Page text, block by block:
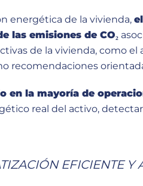
energética de la vivienda,
las emisiones de CO₂
de la vivienda, como
recomendaciones
en la mayoría de
real del activo,
EFICIENTE Y